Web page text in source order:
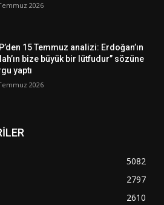
2026
15 Temmuz analizi: Erdoğan’ın
bize büyük bir lütfudur” sözüne
yaptı
2026
5082
2797
2610